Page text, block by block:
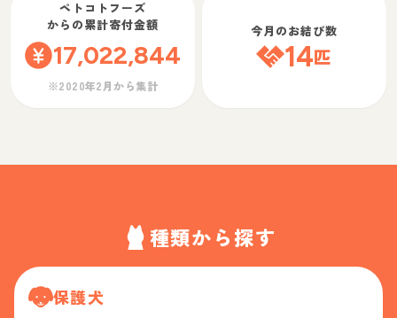
ペトコトフーズ
からの累計寄付金額
17,022,844
※2020年2月から集計
今月のお結び数
14匹
種類から探す
保護犬